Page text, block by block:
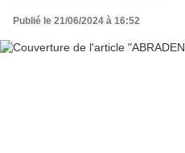
Publié le 21/06/2024 à 16:52